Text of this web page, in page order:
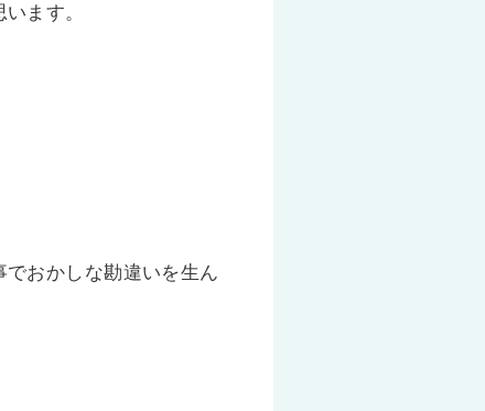
ます。
おかしな勘違いを生ん